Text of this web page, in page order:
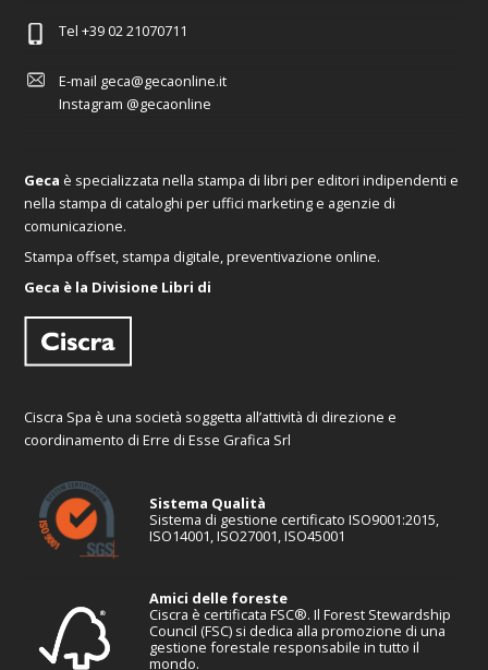
Tel +39 02 21070711
E-mail geca@gecaonline.it
Instagram @gecaonline
Geca è specializzata nella stampa di libri per editori indipendenti e
nella stampa di cataloghi per uffici marketing e agenzie di
comunicazione.
Stampa offset, stampa digitale, preventivazione online.
Geca è la Divisione Libri di
Ciscra Spa è una società soggetta all’attività di direzione e
coordinamento di Erre di Esse Grafica Srl
Sistema Qualità
Sistema di gestione certificato ISO9001:2015,
ISO14001, ISO27001, ISO45001
Amici delle foreste
Ciscra è certificata FSC®. Il Forest Stewardship
Council (FSC) si dedica alla promozione di una
gestione forestale responsabile in tutto il
mondo.